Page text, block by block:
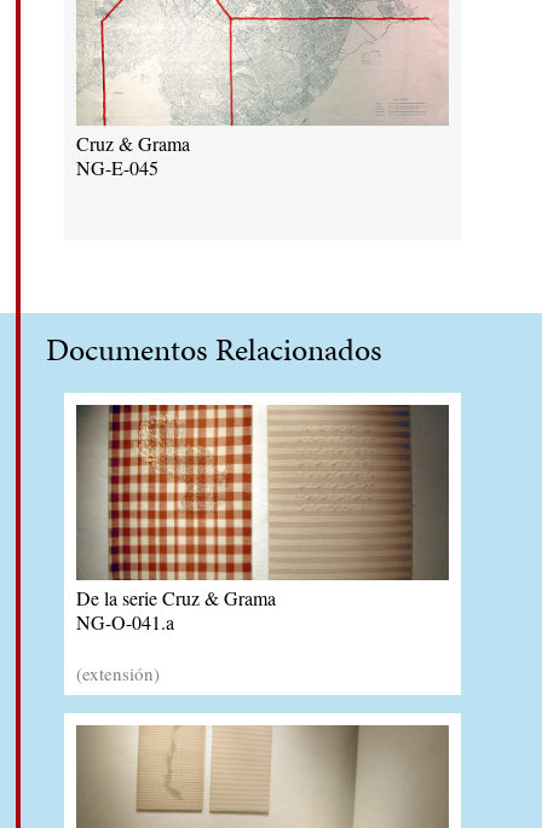
Cruz & Grama
NG-E-045
Documentos Relacionados
De la serie Cruz & Grama
NG-O-041.a
(extensión)